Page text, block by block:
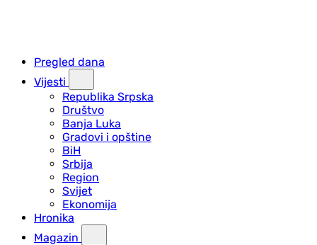
Pregled dana
Vijesti
Republika Srpska
Društvo
Banja Luka
Gradovi i opštine
BiH
Srbija
Region
Svijet
Ekonomija
Hronika
Magazin